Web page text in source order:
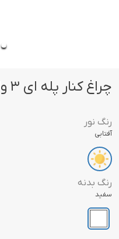
چراغ کنار پله ای ۳ وات PLX 4001
رنگ نور
آفتابی
رنگ بدنه
سفید